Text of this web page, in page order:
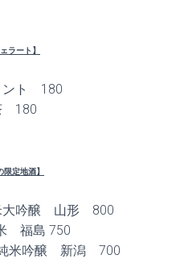
ラート】
ント 180
180
限定地酒】
大吟醸 山形 800
福島 750
米吟醸 新潟 700